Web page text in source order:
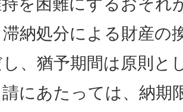
滞納処分による財産の
、猶予期間は原則と
請にあたっては、納期